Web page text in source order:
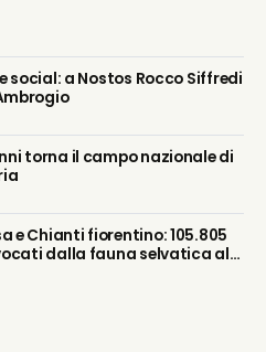
social: a Nostos Rocco Siffredi
torna il campo nazionale di
e Chianti fiorentino: 105.805
dalla fauna selvatica alle